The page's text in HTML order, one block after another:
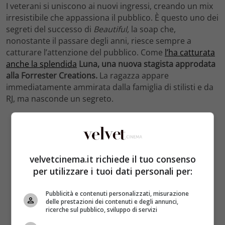
I veterani si uniscono ai nuovi ingressi, creando un mix
irresistibile che appassiona il pubblico. È questo uno dei
segreti del successo di Beautiful, la soap che,
nonostante il passare degli anni, riesce sempre a
catturare l’attenzione del pubblico. Come l’ha catturata
anche la splendida Luna, una nuova stagista approdata
alla Forrester Creations. La ragazza appare
immediatamente ammirata dalla famiglia di stilisti e da
RJ, ma nasconde un segreto.
velvetcinema.it richiede il tuo consenso
per utilizzare i tuoi dati personali per:
Pubblicità e contenuti personalizzati, misurazione
delle prestazioni dei contenuti e degli annunci,
ricerche sul pubblico, sviluppo di servizi